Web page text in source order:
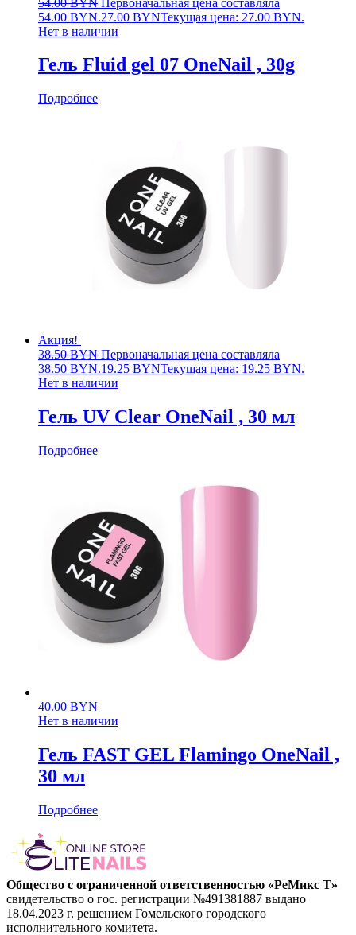
54.00 BYN.27.00 BYNТекущая цена: 27.00 BYN.
Нет в наличии
Гель Fluid gel 07 OneNail , 30g
Подробнее
Акция!
38.50BYN Первоначальная цена составляла
38.50 BYN.19.25 BYNТекущая цена: 19.25 BYN.
Нет в наличии
Гель UV Clear OneNail , 30 мл
Подробнее
40.00 BYN
Нет в наличии
Гель FAST GEL Flamingo OneNail ,
30 мл
Подробнее
Общество с ограниченной ответственностью «РеМикс Т»
свидетельство о гос. регистрации №491381887 выдано
18.04.2023 г. решением Гомельского городского
исполнительного комитета.